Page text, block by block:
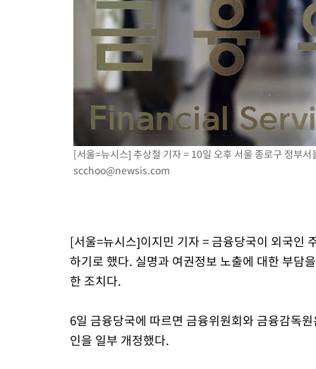
[속보]'300억원대 사기 혐의' 차가원 대표 구속 송치
"미 전국적 살모네라 식중독 원인은 멕시코산 할라피뇨"--
[속보]경찰·노동부, HL만도 평택사업장 끼임 사망 관련 압수
[속보]합수본, '투표율 허위 입력' 중앙·서울·경기도 선관위
[속보]원·달러 환율, 오전 9시 1423.8원
[속보]삼성전자·SK하이닉스 동반 강보합…1%대 상승 출발
[속보]코스닥, 5.95포인트(0.74%) 상승한 807.62개장
[속보]코스피, 6300선 재탈환…1.09% 오른 6365.07 개장
시리아 다마스쿠스 교외에서 미니버스 폭발.. 14명 부상, 3명
[속보]트럼프, 美 원정출산 금지 행정명령 서명
[속보] 뉴욕증시, 일제 하락 마감…나스닥 0.06%↓
[서울=뉴시스] 추상철 기자 = 10일 오후 서울 종로구 정부
scchoo@newsis.com
[서울=뉴시스]이지민 기자 = 금융당국이 외국인
하기로 했다. 실명과 여권정보 노출에 대한 부담
한 조치다.
6일 금융당국에 따르면 금융위원회와 금융감독
인을 일부 개정했다.